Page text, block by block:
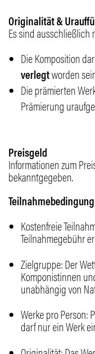
Originalität &
Es sind ausschließlich
Die Komposition
verlegtworden
Die prämierten
Prämierung
Preisgeld
Informationen zum
bekanntgegeben.
Kostenfreie
Teilnahmegebühr
Zielgruppe: Der
Komponistinnen
unabhängig von
Werke pro Person:
darf nur ein Werk